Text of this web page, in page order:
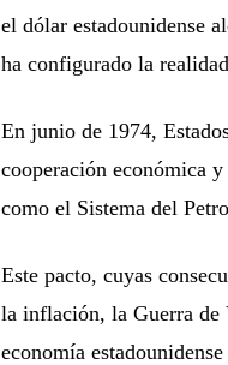
el dólar estadounidense
ha configurado la
En junio de 1974,
cooperación económica
como el Sistema del
Este pacto, cuyas
la inflación, la Guerra de
economía